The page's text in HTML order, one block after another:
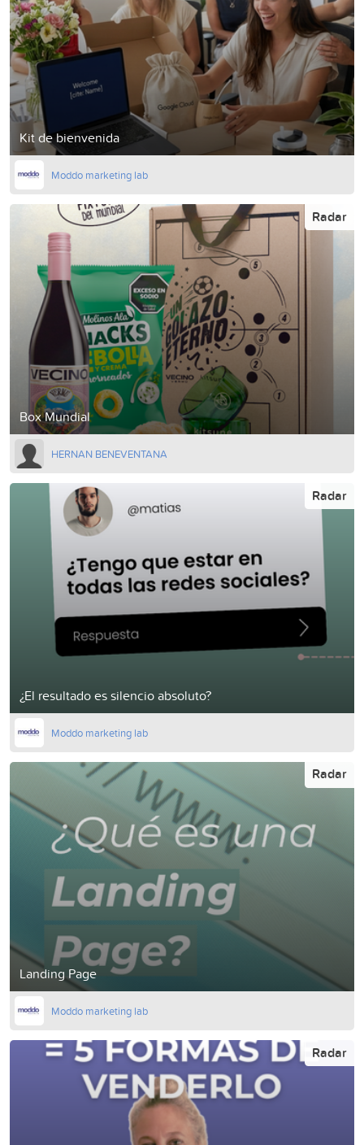
Kit de bienvenida
Moddo marketing lab
Box Mundial
Radar
HERNAN BENEVENTANA
¿El resultado es silencio absoluto?
Radar
Moddo marketing lab
Landing Page
Radar
Moddo marketing lab
Radar